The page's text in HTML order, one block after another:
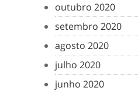
outubro 2020
setembro 2020
agosto 2020
julho 2020
junho 2020